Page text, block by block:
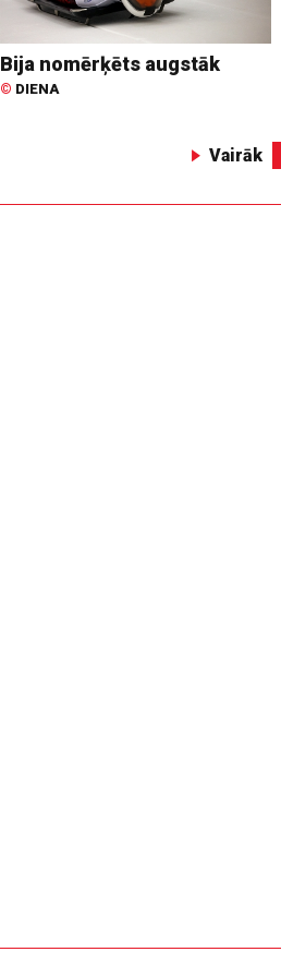
Bija nomērķēts augstāk
© DIENA
Vairāk